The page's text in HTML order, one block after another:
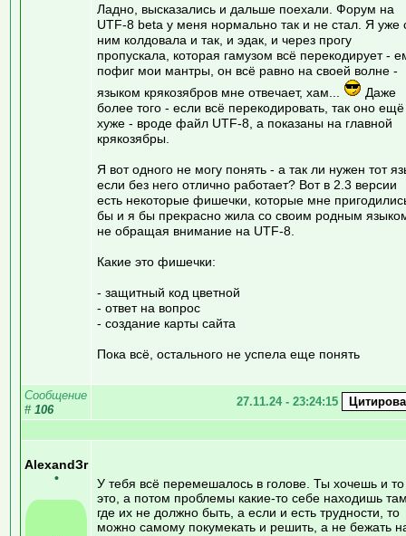
Ладно, высказались и дальше поехали. Форум на
UTF-8 beta у меня нормально так и не стал. Я уже
ним колдовала и так, и эдак, и через прогу
пропускала, которая гамузом всё перекодирует -
пофиг мои мантры, он всё равно на своей волне -
языком крякозябров мне отвечает, хам...
Даже
более того - если всё перекодировать, так оно ещё
хуже - вроде файл UTF-8, а показаны на главной
крякозябры.
Я вот одного не могу понять - а так ли нужен тот
если без него отлично работает? Вот в 2.3 версии
есть некоторые фишечки, которые мне
бы и я бы прекрасно жила со своим родным
не обращая внимание на UTF-8.
Какие это фишечки:
- защитный код цветной
- ответ на вопрос
- создание карты сайта
Пока всё, остального не успела еще понять
Сообщение
# 106
27.11.24 - 23:24:15
AlexandЗr
•
У тебя всё перемешалось в голове. Ты хочешь и
это, а потом проблемы какие-то себе находишь
где их не должно быть, а если и есть трудности, то
можно самому покумекать и решить, а не бежать